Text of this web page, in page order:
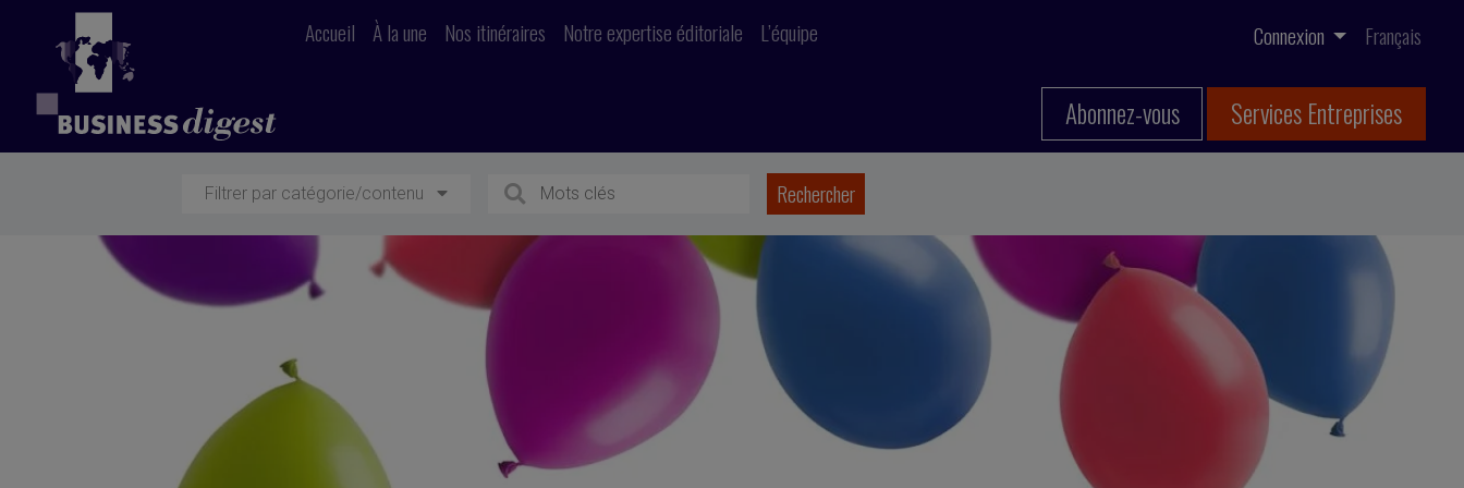
Accueil À la une Nos itinéraires Notre expertise éditoriale L’équipe Connexion Français
Abonnez-vous Services Entreprises
Filtrer par catégorie/contenu